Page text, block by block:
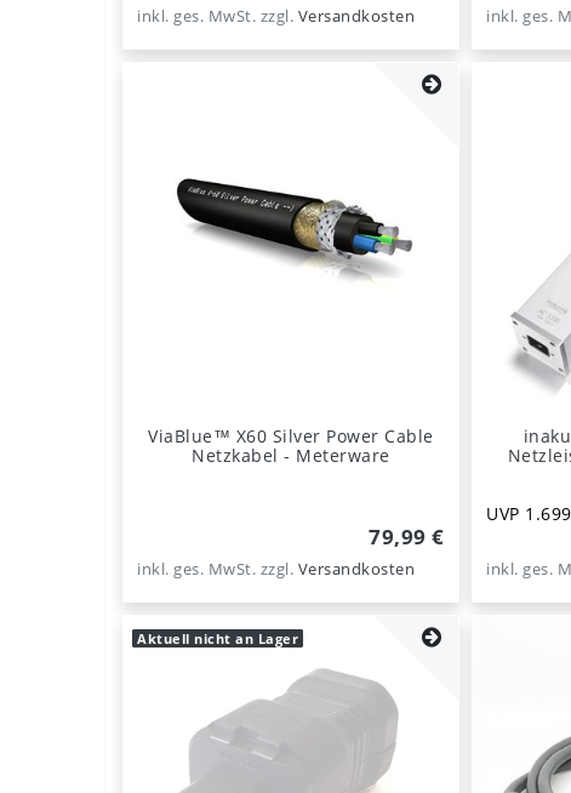
inkl. ges. MwSt. zzgl. Versandkosten inkl. ges.
ViaBlue™ X60 Silver Power Cable
Netzkabel - Meterware
79,99 €
inkl. ges. MwSt. zzgl. Versandkosten
UVP
inkl. ges.
Aktuell nicht an Lager